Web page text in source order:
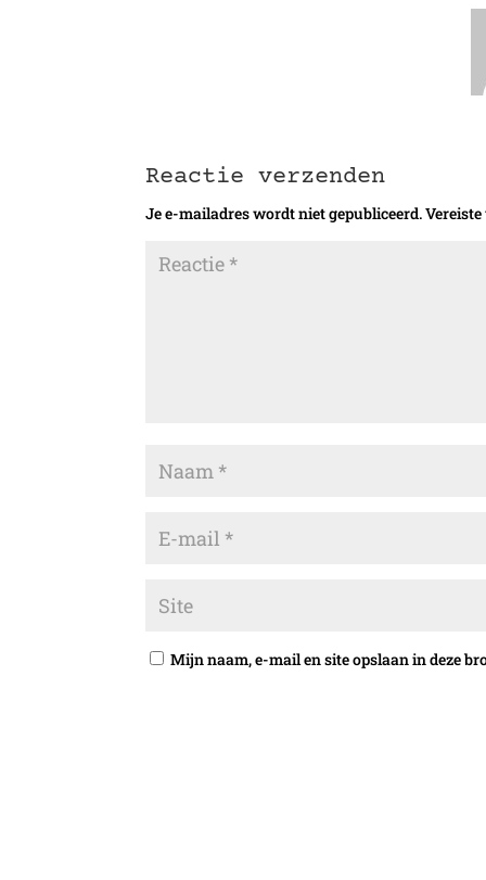
Reactie verzenden
Je e-mailadres wordt niet gepubliceerd.
Mijn naam, e-mail en site opslaan in deze